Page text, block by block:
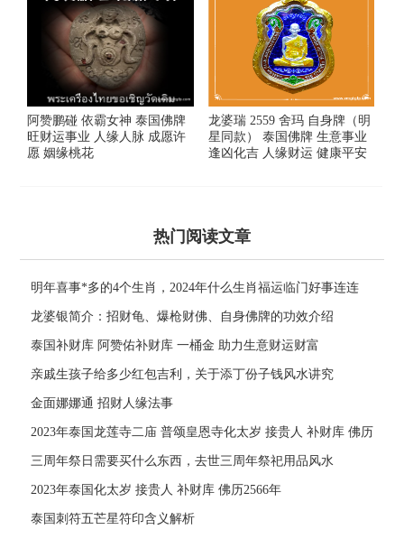
阿赞鹏碰 依霸女神 泰国佛牌
旺财运事业 人缘人脉 成愿许
愿 姻缘桃花
龙婆瑞 2559 舍玛 自身牌（明
星同款） 泰国佛牌 生意事业
逢凶化吉 人缘财运 健康平安
热门阅读文章
明年喜事*多的4个生肖，2024年什么生肖福运临门好事连连
龙婆银简介：招财龟、爆枪财佛、自身佛牌的功效介绍
泰国补财库 阿赞佑补财库 一桶金 助力生意财运财富
亲戚生孩子给多少红包吉利，关于添丁份子钱风水讲究
金面娜娜通 招财人缘法事
2023年泰国龙莲寺二庙 普颂皇恩寺化太岁 接贵人 补财库 佛历
2566年
三周年祭日需要买什么东西，去世三周年祭祀用品风水
2023年泰国化太岁 接贵人 补财库 佛历2566年
泰国刺符五芒星符印含义解析